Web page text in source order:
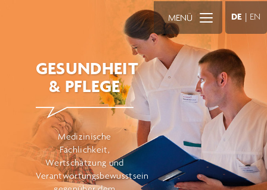
GESUNDHEIT
& PFLEGE
Medizinische
Fachlichkeit,
Wertschätzung und
Verantwortungsbewusstsein
DE | EN
MENÜ